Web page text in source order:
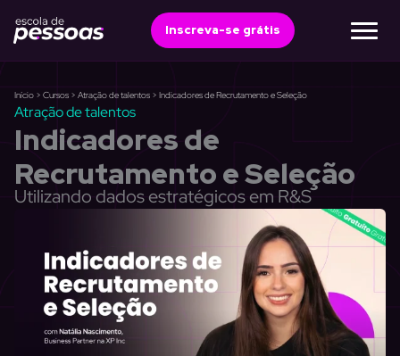
para
Inscreva-se grátis
Início > Cursos > Atração de talentos > Indicadores de Recrutamento e Seleção
Atração de talentos
Indicadores de
Recrutamento e Seleção
Utilizando dados estratégicos em R&S